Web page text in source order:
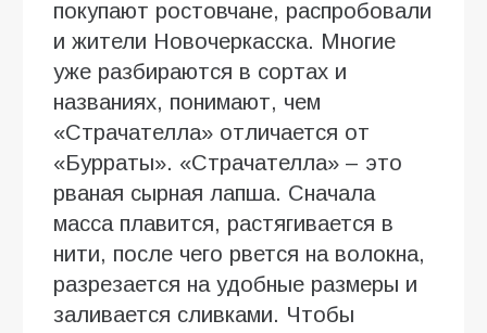
покупают ростовчане, распробовали
и жители Новочеркасска. Многие
уже разбираются в сортах и
названиях, понимают, чем
«Страчателла» отличается от
«Бурраты». «Страчателла» – это
рваная сырная лапша. Сначала
масса плавится, растягивается в
нити, после чего рвется на волокна,
разрезается на удобные размеры и
заливается сливками. Чтобы